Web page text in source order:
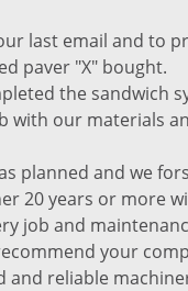
last email and to
paver "X" bought.
the sandwich
with our materials
planned and we
20 years or more
job and
your
and reliable